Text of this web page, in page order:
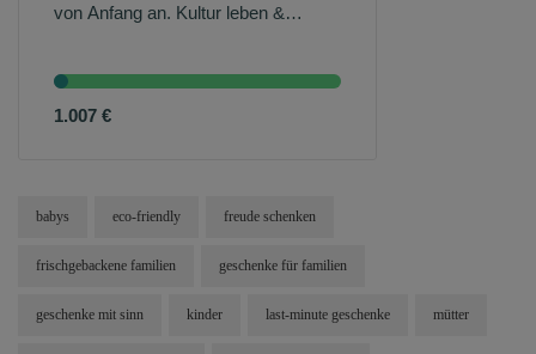
von Anfang an. Kultur leben &
1.007 €
babys eco-friendly freude schenken
frischgebackene familien geschenke für familien
geschenke mit sinn kinder last-minute geschenke mütter